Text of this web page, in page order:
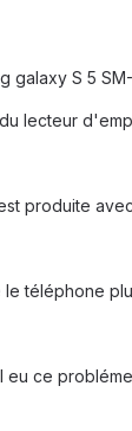
galaxy S 5
lecteur
produite
téléphone
eu ce